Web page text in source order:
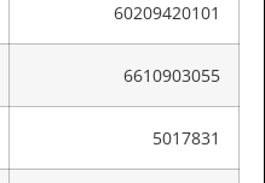
60209420101
6610903055
5017831